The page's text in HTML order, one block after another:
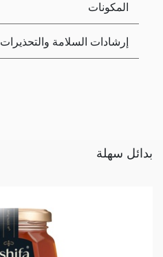
المكونات
إرشادات السلامة والتحذيرات
بدائل سهلة